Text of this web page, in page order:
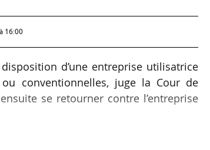
16:00
d’une entreprise utilisatrice
conventionnelles, juge la Cour de
se retourner contre l’entreprise